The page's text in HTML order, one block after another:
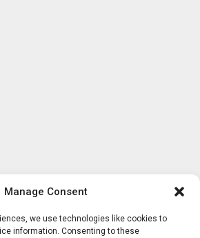
Manage Consent
we use technologies like cookies to
information. Consenting to these